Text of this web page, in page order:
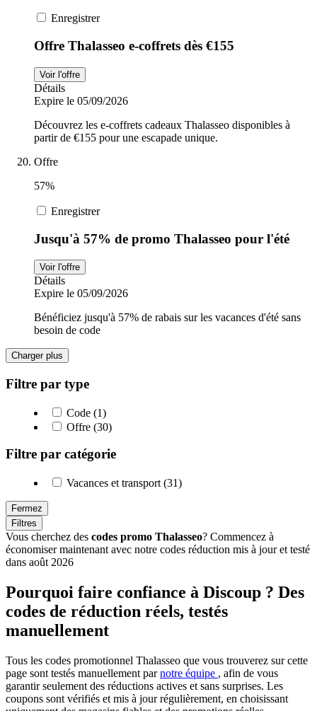
Enregistrer
Offre Thalasseo e-coffrets dès €155
Voir l'offre
Détails
Expire le 05/09/2026
Découvrez les e-coffrets cadeaux Thalasseo disponibles à
partir de €155 pour une escapade unique.
Offre
57%
Enregistrer
Jusqu'à 57% de promo Thalasseo pour l'été
Voir l'offre
Détails
Expire le 05/09/2026
Bénéficiez jusqu'à 57% de rabais sur les vacances d'été sans
besoin de code
Charger plus
Filtre par type
Code (1)
Offre (30)
Filtre par catégorie
Vacances et transport (31)
Fermez
Filtres
Vous cherchez des codes promo Thalasseo? Commencez à
économiser maintenant avec notre codes réduction mis à jour et testé
dans août 2026
Pourquoi faire confiance à Discoup ? Des
codes de réduction réels, testés
manuellement
Tous les codes promotionnel Thalasseo que vous trouverez sur cette
page sont testés manuellement parnotre équipe , afin de vous
garantir seulement des réductions actives et sans surprises. Les
coupons sont vérifiés et mis à jour régulièrement, en choisissant